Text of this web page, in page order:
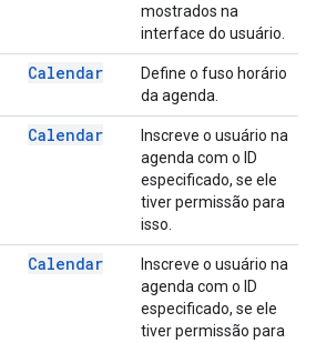
mostrados na
interface do usuário.
Calendar
Define o fuso horário
da agenda.
Calendar
Inscreve o usuário na
agenda com o ID
especificado, se ele
tiver permissão para
isso.
Calendar
Inscreve o usuário na
agenda com o ID
especificado, se ele
tiver permissão para